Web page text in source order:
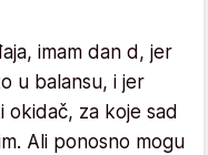
imam dan d, jer
u balansu, i jer
okidač, za koje sad
Ali ponosno mogu